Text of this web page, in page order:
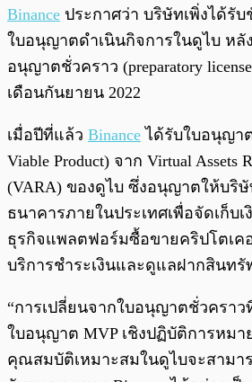
พร้อมเล่น
Binance ประกาศว่า บริษัทเพิ่งได้รั
ใบอนุญาตดำเนินกิจการในดูไบ หลั
อนุญาตชั่วคราว (preparatory
เดือนกันยายน 2022
เมื่อปีที่แล้ว Binance ได้รับใบอนุญา
Viable Product) จาก Virtual Assets
(VARA) ของดูไบ ซึ่งอนุญาตให้บริ
ธนาคารภายในประเทศเพื่อจัดเก็บ
ธุรกิจแพลตฟอร์มซื้อขายคริปโตเค
บริการชำระเงินและดูแลฝากสินท
“การเปลี่ยนจากใบอนุญาตชั่วคราว
ใบอนุญาต MVP เชิงปฏิบัติการหม
คุณสมบัติเหมาะสมในดูไบจะสามา